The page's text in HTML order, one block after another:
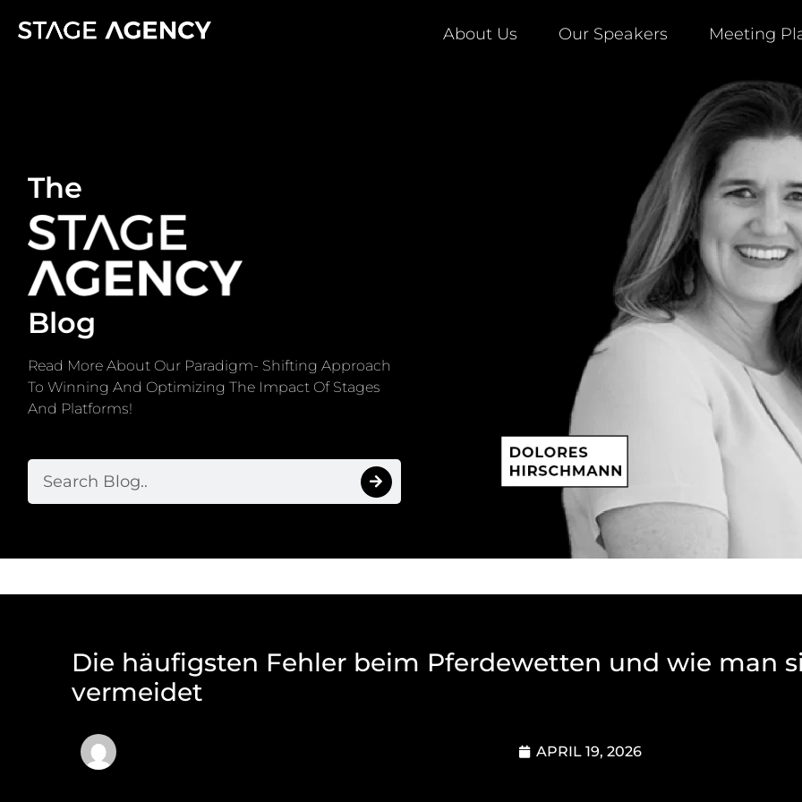
About Us Our Speakers Meeting
The
Blog
Read More About Our Paradigm- Shifting Approach
To Winning And Optimizing The Impact Of Stages
And Platforms!
Die häufigsten Fehler beim Pferdewetten und wie man
vermeidet
APRIL 19, 2026